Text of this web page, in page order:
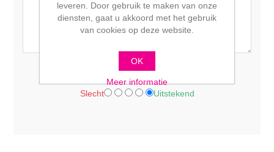
Waardering:
Slecht Uitstekend
leveren. Door gebruik te maken van onze
diensten, gaat u akkoord met het gebruik
van cookies op deze website.
OK
Meer informatie